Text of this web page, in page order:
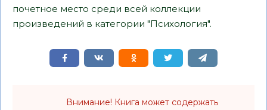
почетное место среди всей коллекции
произведений в категории "Психология".
Внимание! Книга может содержать